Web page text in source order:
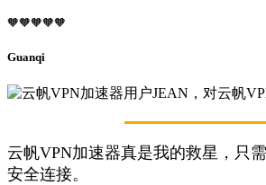
🧡🧡🧡🧡🧡
Guanqi
云帆VPN加速器真是我的救星，只
安全连接。